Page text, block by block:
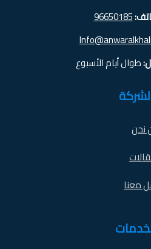
96650185
طوال أيام الأسبوع
نحن
معنا